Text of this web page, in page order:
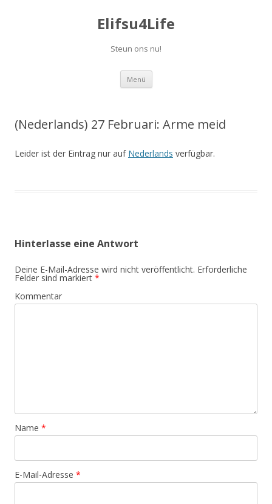
Elifsu4Life
Steun ons nu!
Menü Springe
Inhalt
(Nederlands) 27 Februari: Arme meid
Leider ist der Eintrag nur auf Nederlands verfügbar.
Hinterlasse eine Antwort
Deine E-Mail-Adresse wird nicht veröffentlicht. Erforderliche
Felder sind markiert *
Kommentar
Name *
E-Mail-Adresse *